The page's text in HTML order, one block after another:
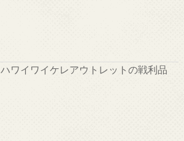
ハワイワイケレアウトレットの戦利品